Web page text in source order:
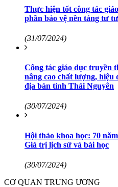
Thực hiện tốt công tác
phần bảo vệ nền tảng tư
(31/07/2024)
Công tác giáo dục truyền
nâng cao chất lượng, hiệu
địa bàn tỉnh Thái Nguyên
(30/07/2024)
Hội thảo khoa học: 70
Giá trị lịch sử và bài học
(30/07/2024)
CƠ QUAN TRUNG ƯƠNG